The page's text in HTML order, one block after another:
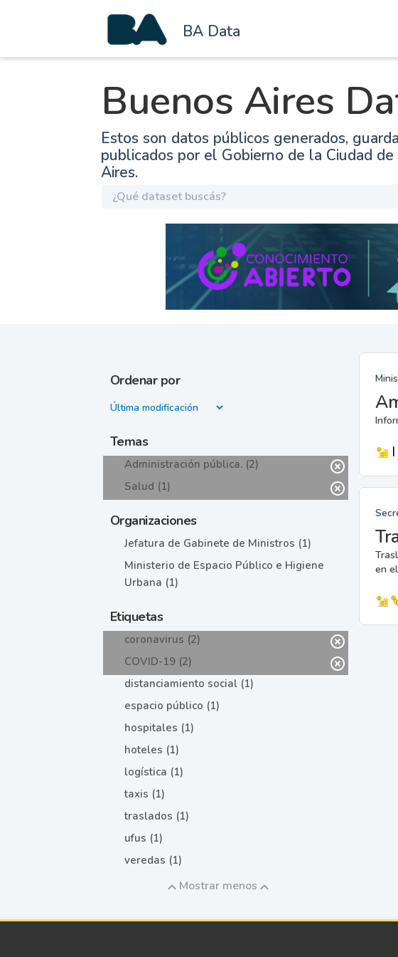
BA Data
Buenos Aires
Estos son datos públicos generados,
publicados por el Gobierno de la Ciudad de
Aires.
Ordenar por
Temas
Administración pública. (2)
Salud (1)
Organizaciones
Jefatura de Gabinete de Ministros (1)
Ministerio de Espacio Público e Higiene
Urbana (1)
Etiquetas
coronavirus (2)
COVID-19 (2)
distanciamiento social (1)
espacio público (1)
hospitales (1)
hoteles (1)
logística (1)
taxis (1)
traslados (1)
ufus (1)
veredas (1)
Mostrar menos
|
en